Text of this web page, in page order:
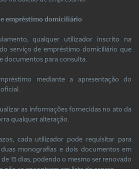
empréstimo domiciliário
qualquer utilizador inscrito na
serviço de empréstimo domiciliário que
documentos para consulta.
mediante a apresentação do
as informações fornecidas no ato da
qualquer alteração.
cada utilizador pode requisitar para
monografias e dois documentos em
15 dias, podendo o mesmo ser renovado